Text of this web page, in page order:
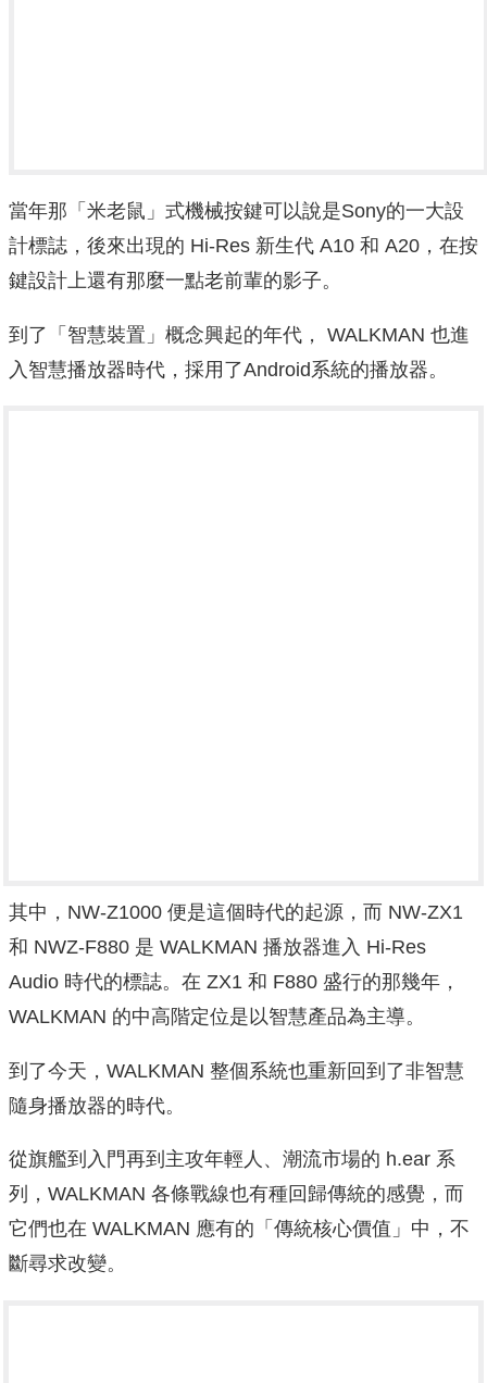
當年那「米老鼠」式機械按鍵可以說是Sony的一大設
計標誌，後來出現的 Hi-Res 新生代 A10 和 A20，在按
鍵設計上還有那麼一點老前輩的影子。
到了「智慧裝置」概念興起的年代， WALKMAN 也進
入智慧播放器時代，採用了Android系統的播放器。
其中，NW-Z1000 便是這個時代的起源，而 NW-ZX1
和 NWZ-F880 是 WALKMAN 播放器進入 Hi-Res
Audio 時代的標誌。在 ZX1 和 F880 盛行的那幾年，
WALKMAN 的中高階定位是以智慧產品為主導。
到了今天，WALKMAN 整個系統也重新回到了非智慧
隨身播放器的時代。
從旗艦到入門再到主攻年輕人、潮流市場的 h.ear 系
列，WALKMAN 各條戰線也有種回歸傳統的感覺，而
它們也在 WALKMAN 應有的「傳統核心價值」中，不
斷尋求改變。